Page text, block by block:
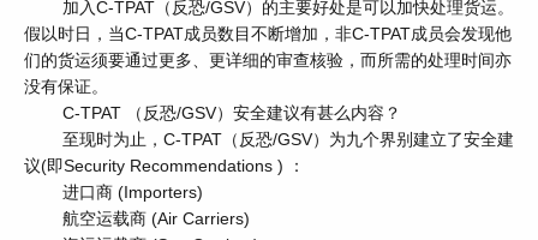
加入C-TPAT（反恐/GSV）的主要好处是可以加快处理货运。
假以时日，当C-TPAT成员数目不断增加，非C-TPAT成员会发现他
们的货运须要通过更多、更详细的审查核验，而所需的处理时间亦
没有保证。
C-TPAT （反恐/GSV）安全建议有甚么内容？
至现时为止，C-TPAT（反恐/GSV）为九个界别建立了安全建
议(即Security Recommendations ) ：
进口商 (Importers)
航空运载商 (Air Carriers)